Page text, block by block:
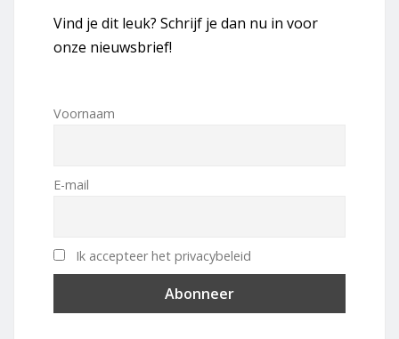
Vind je dit leuk? Schrijf je dan nu in voor
onze nieuwsbrief!
Voornaam
E-mail
Ik accepteer het privacybeleid